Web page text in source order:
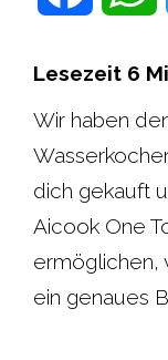
e
o
t
A
Lesezeit 6
Wir haben
dich gekauft
Aicook One
ermöglichen,
ein genaues